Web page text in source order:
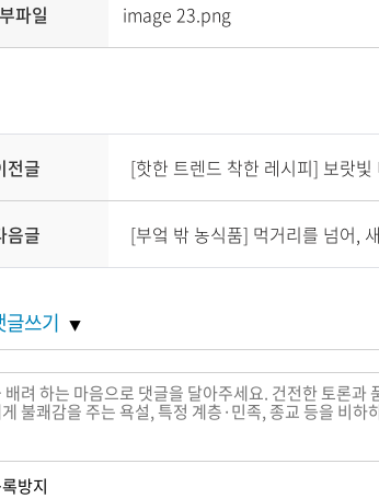
파일 image 23.png
전글 [핫한 트렌드 착한 레시피] 보랏빛
음글 [부엌 밖 농식품] 먹거리를 넘어,
글쓰기
방지